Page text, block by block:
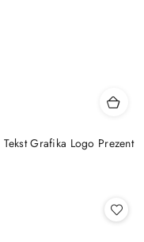
Grafika Logo Prezent